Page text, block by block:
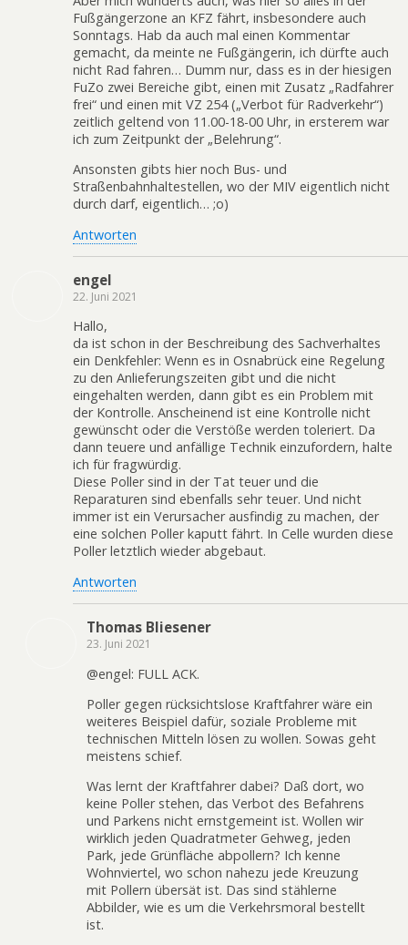
Fußgängerzone an KFZ fährt, insbesondere auch
Sonntags. Hab da auch mal einen Kommentar
gemacht, da meinte ne Fußgängerin, ich dürfte auch
nicht Rad fahren… Dumm nur, dass es in der hiesigen
FuZo zwei Bereiche gibt, einen mit Zusatz „Radfahrer
frei“ und einen mit VZ 254 („Verbot für Radverkehr“)
zeitlich geltend von 11.00-18-00 Uhr, in ersterem war
ich zum Zeitpunkt der „Belehrung“.
Ansonsten gibts hier noch Bus- und
Straßenbahnhaltestellen, wo der MIV eigentlich nicht
durch darf, eigentlich… ;o)
Antworten
engel
22. Juni 2021
Hallo,
da ist schon in der Beschreibung des Sachverhaltes
ein Denkfehler: Wenn es in Osnabrück eine Regelung
zu den Anlieferungszeiten gibt und die nicht
eingehalten werden, dann gibt es ein Problem mit
der Kontrolle. Anscheinend ist eine Kontrolle nicht
gewünscht oder die Verstöße werden toleriert. Da
dann teuere und anfällige Technik einzufordern, halte
ich für fragwürdig.
Diese Poller sind in der Tat teuer und die
Reparaturen sind ebenfalls sehr teuer. Und nicht
immer ist ein Verursacher ausfindig zu machen, der
eine solchen Poller kaputt fährt. In Celle wurden diese
Poller letztlich wieder abgebaut.
Antworten
Thomas Bliesener
23. Juni 2021
@engel: FULL ACK.
Poller gegen rücksichtslose Kraftfahrer wäre ein
weiteres Beispiel dafür, soziale Probleme mit
technischen Mitteln lösen zu wollen. Sowas geht
meistens schief.
Was lernt der Kraftfahrer dabei? Daß dort, wo
keine Poller stehen, das Verbot des Befahrens
und Parkens nicht ernstgemeint ist. Wollen wir
wirklich jeden Quadratmeter Gehweg, jeden
Park, jede Grünfläche abpollern? Ich kenne
Wohnviertel, wo schon nahezu jede Kreuzung
mit Pollern übersät ist. Das sind stählerne
Abbilder, wie es um die Verkehrsmoral bestellt
ist.